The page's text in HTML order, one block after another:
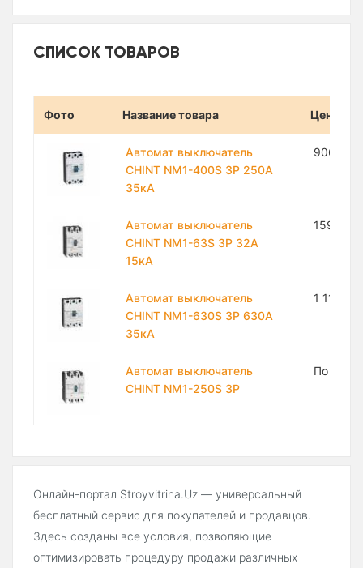
СПИСОК ТОВАРОВ
Фото Название товара Цена
Автомат выключатель
CHINT NM1-400S 3P 250A
35кА
906 100
Автомат выключатель
CHINT NM1-63S 3P 32A
15кА
159 900
Автомат выключатель
CHINT NM1-630S 3P 630A
35кА
1 119
Автомат выключатель
CHINT NM1-250S 3P
По
Онлайн-портал Stroyvitrina.Uz — универсальный
бесплатный сервис для покупателей и продавцов.
Здесь созданы все условия, позволяющие
оптимизировать процедуру продажи различных